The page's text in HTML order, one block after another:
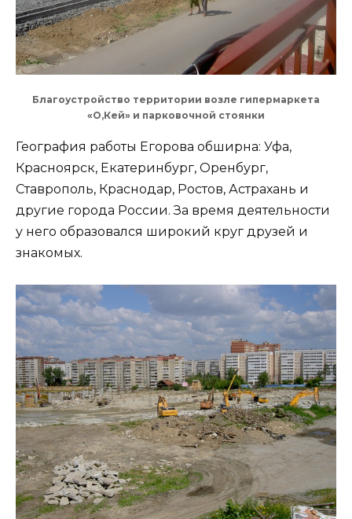
Благоустройство территории возле гипермаркета
«О,Кей» и парковочной стоянки
География работы Егорова обширна: Уфа,
Красноярск, Екатеринбург, Оренбург,
Ставрополь, Краснодар, Ростов, Астрахань и
другие города России. За время деятельности
у него образовался широкий круг друзей и
знакомых.